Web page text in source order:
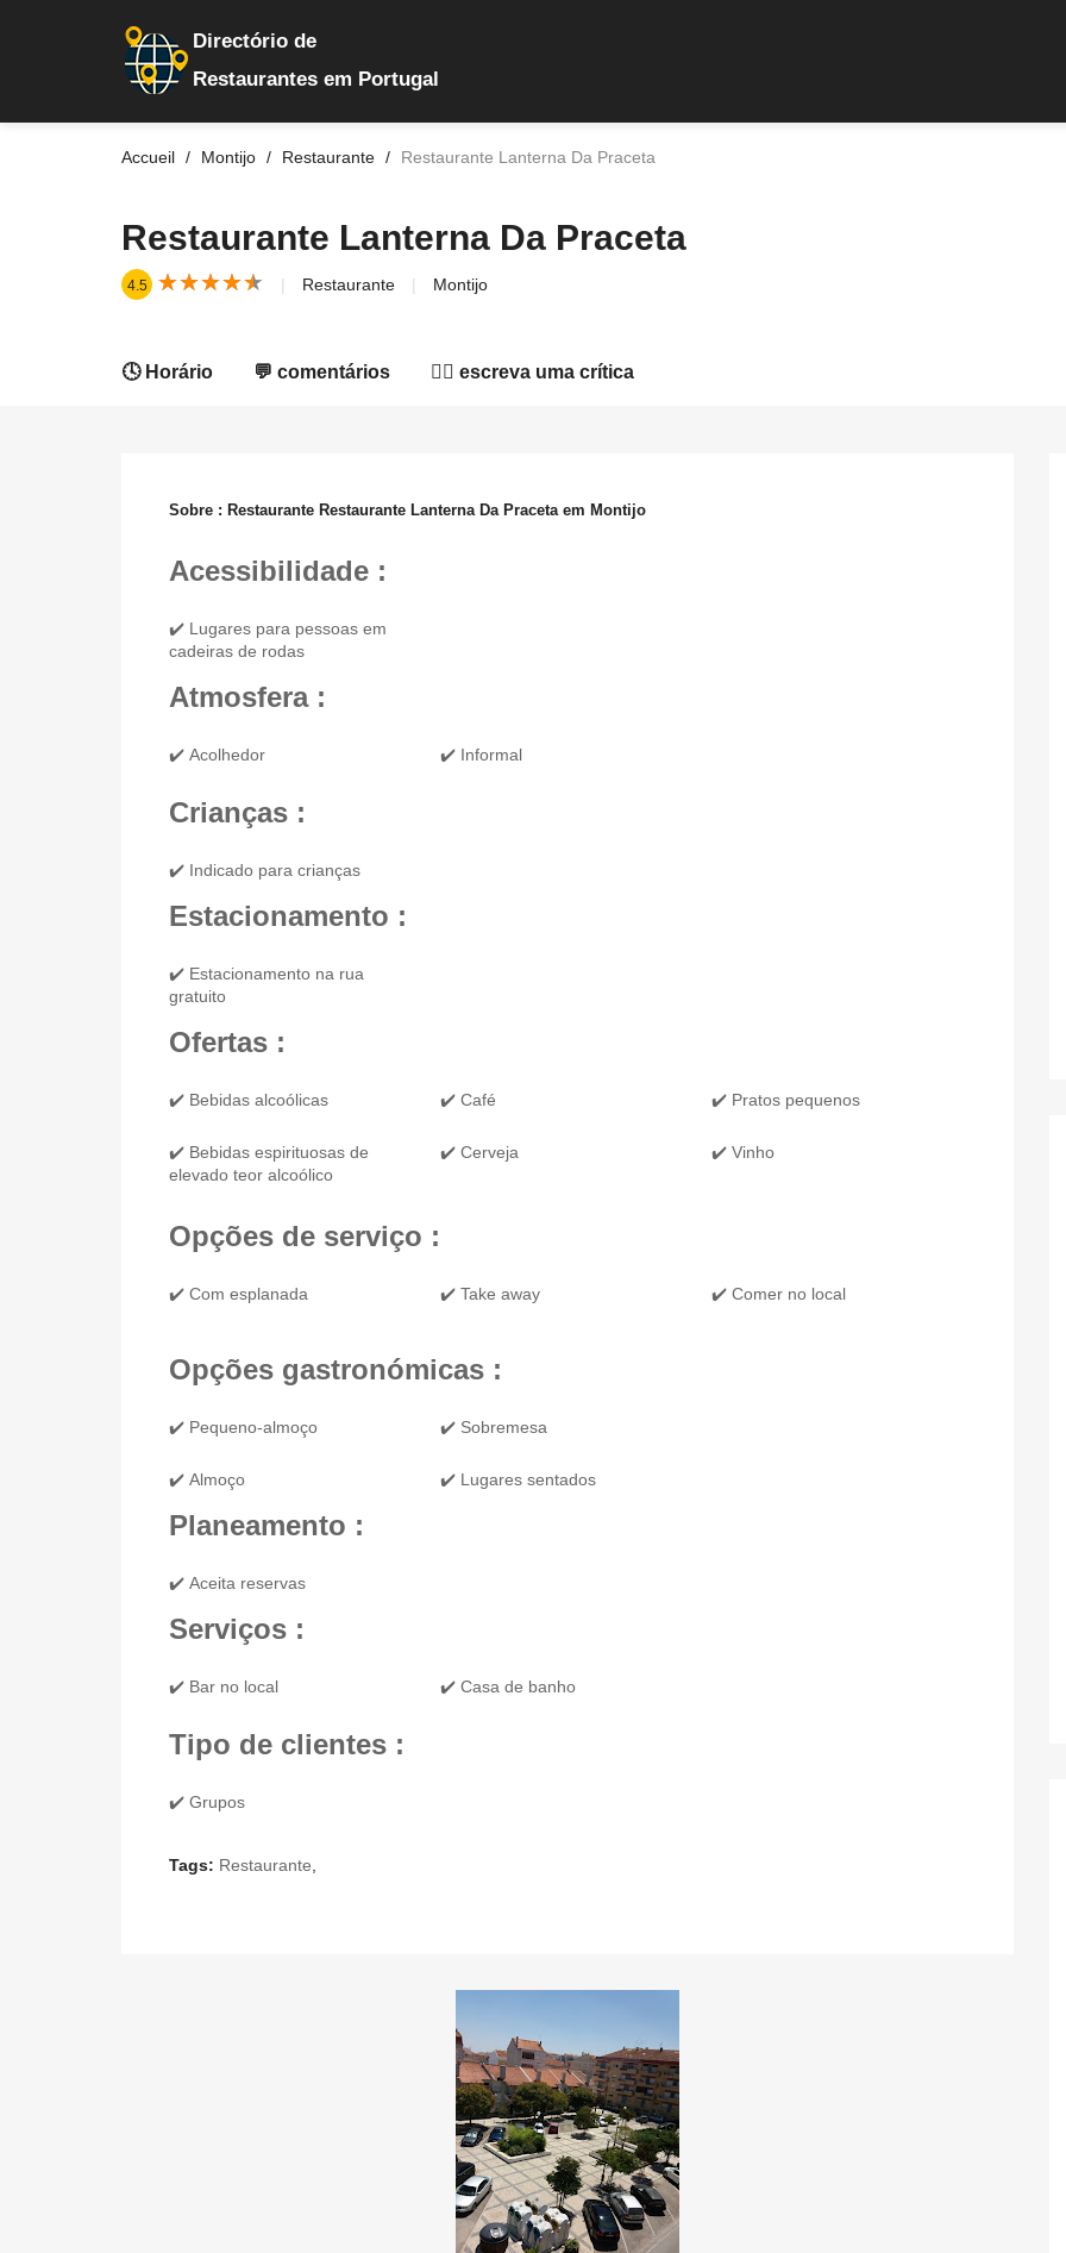
Directório de
Restaurantes em Portugal
Accueil Montijo Restaurante Restaurante Lanterna Da Praceta
Restaurante Lanterna Da Praceta
4.5 ★★★★★
★★★★★ Restaurante Montijo
🕓 Horário 💬 comentários ✍🏻 escreva uma crítica
Sobre : Restaurante Restaurante Lanterna Da Praceta em Montijo
Acessibilidade :
✔️ Lugares para pessoas em
cadeiras de rodas
Atmosfera :
✔️ Acolhedor ✔️ Informal
Crianças :
✔️ Indicado para crianças
Estacionamento :
✔️ Estacionamento na rua
gratuito
Ofertas :
✔️ Bebidas alcoólicas
✔️ Bebidas espirituosas de
elevado teor alcoólico
✔️ Café
✔️ Cerveja
✔️ Pratos pequenos
✔️ Vinho
Opções de serviço :
✔️ Com esplanada ✔️ Take away ✔️ Comer no local
Opções gastronómicas :
✔️ Pequeno-almoço
✔️ Almoço
✔️ Sobremesa
✔️ Lugares sentados
Planeamento :
✔️ Aceita reservas
Serviços :
✔️ Bar no local ✔️ Casa de banho
Tipo de clientes :
✔️ Grupos
Tags: Restaurante